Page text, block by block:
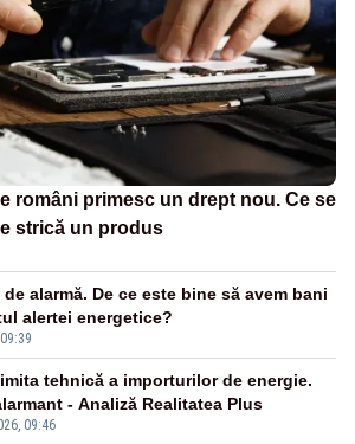
români primesc un drept nou. Ce se
strică un produs
alarmă. De ce este bine să avem bani
alertei energetice?
09:46
tehnică a importurilor de energie.
- Analiză Realitatea Plus